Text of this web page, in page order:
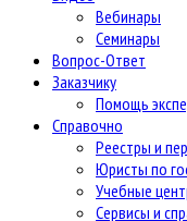
Вебинары
Семинары
Вопрос-Ответ
Заказчику
Помощь
Справочно
Реестры и
Юристы по
Учебные
Сервисы и